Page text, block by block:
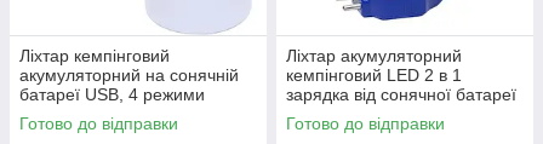
Ліхтар кемпінговий
акумуляторний на сонячній
батареї USB, 4 режими
світіння
Готово до відправки
Ліхтар акумуляторний
кемпінговий LED 2 в 1
зарядка від сонячної батареї
та мережі синій
Готово до відправки